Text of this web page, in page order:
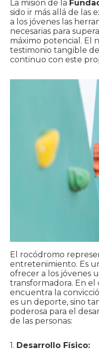
La misión de la
sido ir más allá de las
a los jóvenes las
necesarias para
máximo potencial. El
testimonio tangible
continuo con este
El rocódromo
entretenimiento. Es
ofrecer a los jóvenes
transformadora. En el
encuentra la
es un deporte, sino
poderosa para el
de las personas:
1. Desarrollo Físico: